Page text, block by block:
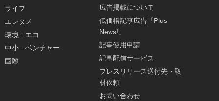
ライフ
エンタメ
環境・エコ
中小・ベンチャー
国際
広告掲載について
低価格記事広告「Plus
News!」
記事使用申請
記事配信サービス
プレスリリース送付先・取
材依頼
お問い合わせ